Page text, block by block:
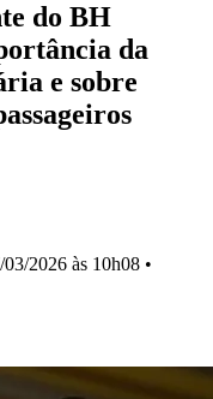
do BH
da
e sobre
03/2026 às 10h08 •